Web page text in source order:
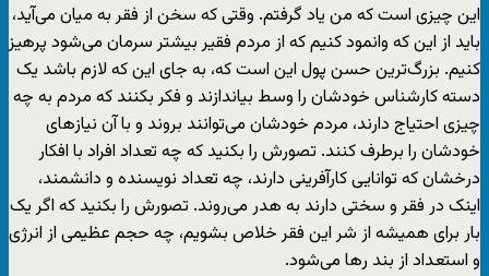
این چیزی است که من یاد گرفتم. وقتی که سخن از فقر به میان می‌آید،
باید از این که وانمود کنیم که از مردم فقیر بیشتر سرمان می‌شود پرهیز
کنیم. بزرگ‌ترین حسن پول این است که، به جای این که لازم باشد یک
دسته کارشناس خودشان را وسط بیاندازند و فکر بکنند که مردم به چه
چیزی احتیاج دارند، مردم خودشان می‌توانند بروند و با آن نیازهای
خودشان را برطرف کنند. تصورش را بکنید که چه تعداد افراد با افکار
درخشان که توانایی کارآفرینی دارند، چه تعداد نویسنده و دانشمند،
اینک در فقر و سختی دارند به هدر می‌روند. تصورش را بکنید که اگر یک
بار برای همیشه از شر این فقر خلاص بشویم، چه حجم عظیمی از انرژی
و استعداد از بند رها می‌شود.